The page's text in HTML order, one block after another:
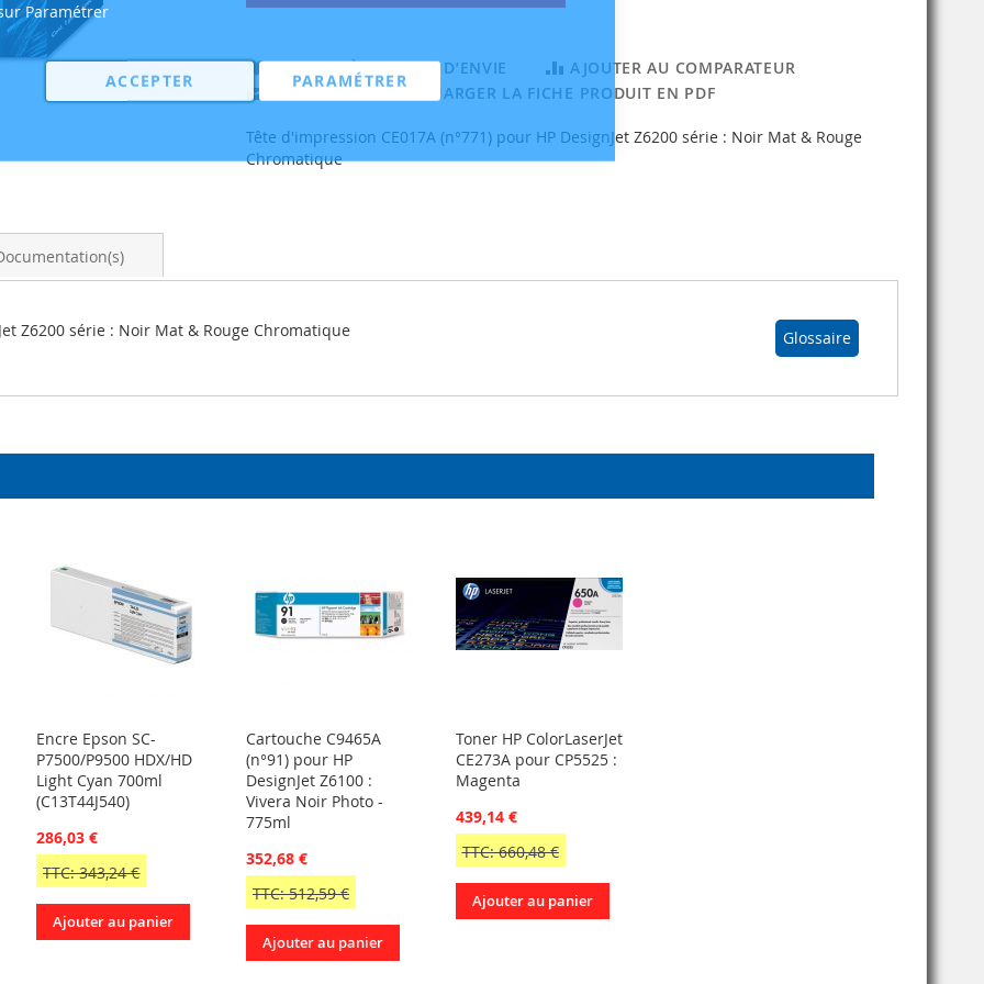
Paramétrer
ACCEPTER PARAMÉTRER
AJOUTER À MA LISTE D’ENVIE
AJOUTER AU COMPARATEUR
EMAIL
TÉLÉCHARGER LA FICHE PRODUIT EN PDF
Tête d'impression CE017A (n°771) pour HP DesignJet Z6200 série : Noir Mat & Rouge
Chromatique
Glossaire
Z6200 série : Noir Mat & Rouge Chromatique
Encre Epson SC-
P7500/P9500 HDX/HD
Light Cyan 700ml
(C13T44J540)
286,03 €
TTC: 343,24 €
Ajouter au panier
Cartouche C9465A
(n°91) pour HP
DesignJet Z6100 :
Vivera Noir Photo -
775ml
352,68 €
TTC: 512,59 €
Ajouter au panier
Toner HP ColorLaserJet
CE273A pour CP5525 :
Magenta
439,14 €
TTC: 660,48 €
Ajouter au panier